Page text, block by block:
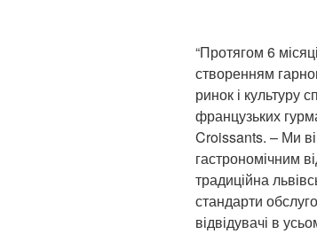
“Протягом 6
створенням
ринок і культуру
французьких
Croissants. – Ми
гастрономічним
традиційна
стандарти
відвідувачі в